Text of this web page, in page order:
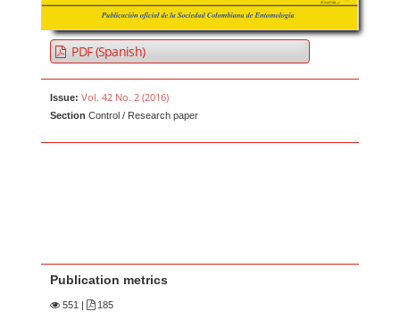
PDF (Spanish)
Issue: Vol. 42 No. 2 (2016)
Section Control / Research paper
Publication metrics
551 | 185